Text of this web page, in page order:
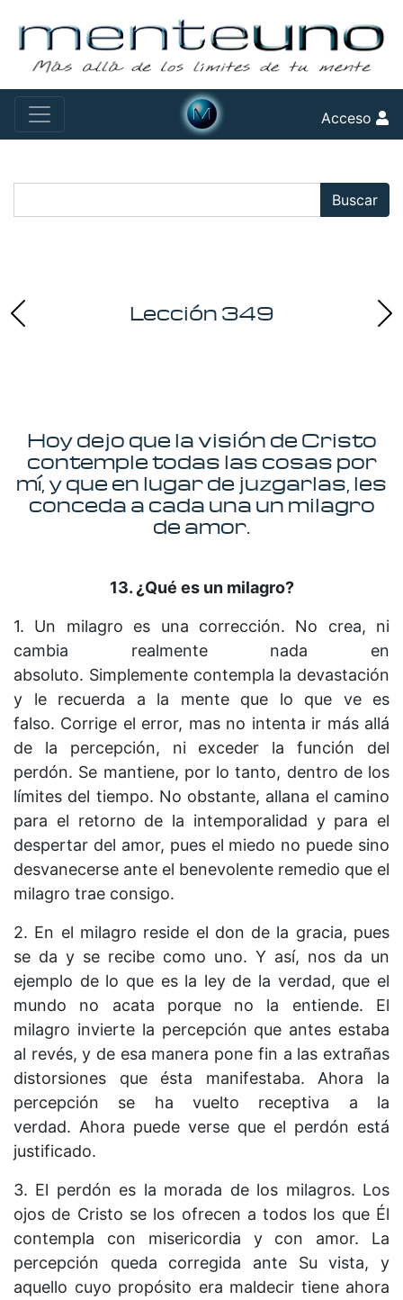
Acceso
Buscar
Lección 349
Hoy dejo que la visión de Cristo
contemple todas las cosas por
mí, y que en lugar de juzgarlas, les
conceda a cada una un milagro
de amor.
13. ¿Qué es un milagro?
1. Un milagro es una corrección. No crea, ni
cambia realmente nada en
absoluto. Simplemente contempla la devastación
y le recuerda a la mente que lo que ve es
falso. Corrige el error, mas no intenta ir más allá
de la percepción, ni exceder la función del
perdón. Se mantiene, por lo tanto, dentro de los
límites del tiempo. No obstante, allana el camino
para el retorno de la intemporalidad y para el
despertar del amor, pues el miedo no puede sino
desvanecerse ante el benevolente remedio que el
milagro trae consigo.
2. En el milagro reside el don de la gracia, pues
se da y se recibe como uno. Y así, nos da un
ejemplo de lo que es la ley de la verdad, que el
mundo no acata porque no la entiende. El
milagro invierte la percepción que antes estaba
al revés, y de esa manera pone fin a las extrañas
distorsiones que ésta manifestaba. Ahora la
percepción se ha vuelto receptiva a la
verdad. Ahora puede verse que el perdón está
justificado.
3. El perdón es la morada de los milagros. Los
ojos de Cristo se los ofrecen a todos los que Él
contempla con misericordia y con amor. La
percepción queda corregida ante Su vista, y
aquello cuyo propósito era maldecir tiene ahora